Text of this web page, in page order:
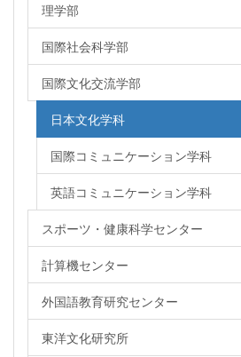
理学部
国際社会科学部
国際文化交流学部
日本文化学科
国際コミュニケーション学科
英語コミュニケーション学科
スポーツ・健康科学センター
計算機センター
外国語教育研究センター
東洋文化研究所